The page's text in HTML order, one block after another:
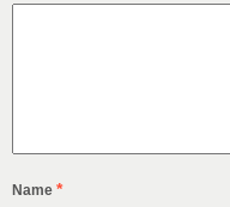
Name *